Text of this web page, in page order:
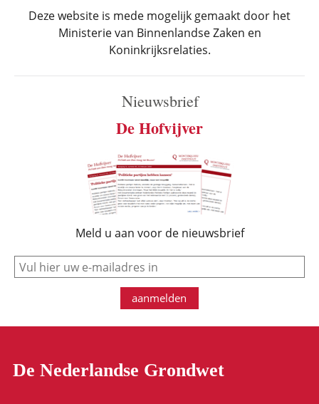
Deze website is mede mogelijk gemaakt door het
Ministerie van Binnenlandse Zaken en
Koninkrijksrelaties.
Nieuwsbrief
De Hofvijver
Meld u aan voor de nieuwsbrief
e-mail
aanmelden
De Nederlandse Grondwet